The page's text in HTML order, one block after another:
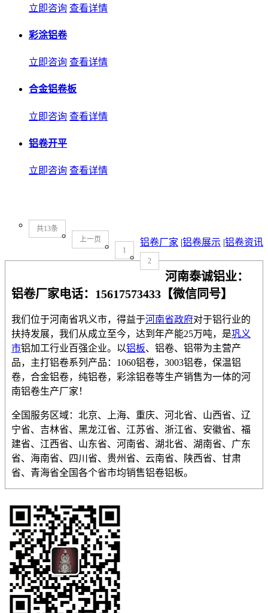
立即咨询 查看详情
彩涂铝卷
立即咨询 查看详情
合金铝卷板
立即咨询 查看详情
铝卷开平
立即咨询 查看详情
共13条
上一页
1
2
铝卷厂家 |铝卷展示 |铝卷资讯
河南泰诚铝业：
铝卷厂家电话：15617573433【微信同号】
我们位于河南省巩义市，得益于河南省政府对于铝行业的
扶持发展，我们从成立至今，达到年产能25万吨，是巩义
市铝加工行业百强企业。以铝板、铝卷、铝带为主营产
品，主打铝卷系列产品：1060铝卷，3003铝卷，保温铝
卷，合金铝卷，纯铝卷，彩涂铝卷等生产销售为一体的河
南铝卷生产厂家！
全国服务区域：北京、上海、重庆、河北省、山西省、辽
宁省、吉林省、黑龙江省、江苏省、浙江省、安徽省、福
建省、江西省、山东省、河南省、湖北省、湖南省、广东
省、海南省、四川省、贵州省、云南省、陕西省、甘肃
省、青海省全国各个省市均销售铝卷铝板。